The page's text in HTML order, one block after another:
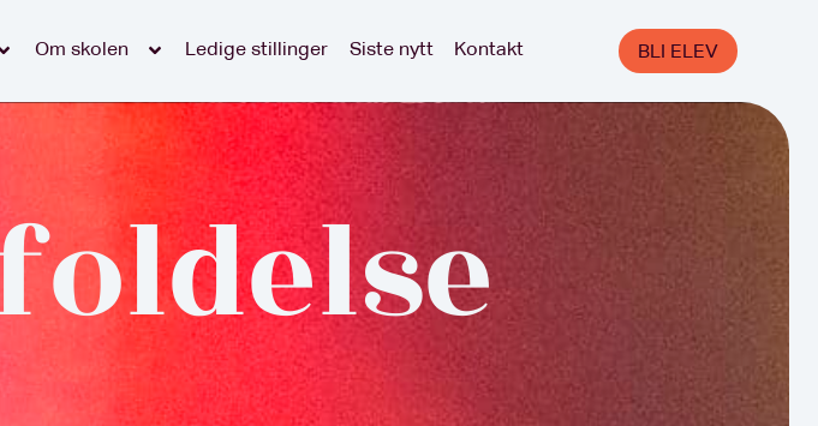
Om skolen Ledige stillinger Siste nytt Kontakt BLI ELEV